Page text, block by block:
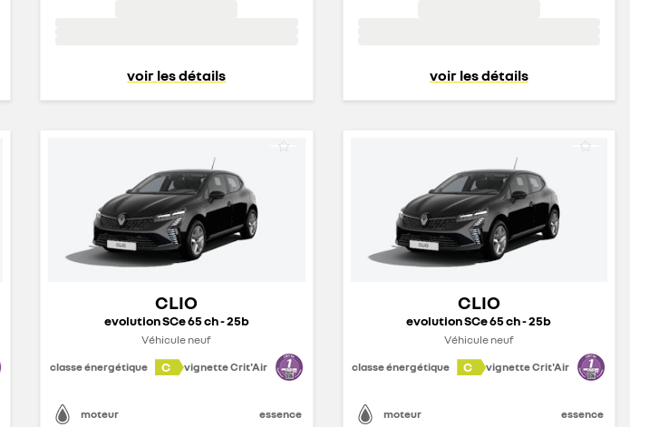
voir les détails voir les détails
CLIO
evolution SCe 65 ch - 25b
Véhicule neuf
classe énergétique
C vignette Crit'Air
moteur essence
CLIO
evolution SCe 65 ch - 25b
Véhicule neuf
classe énergétique
C vignette Crit'Air
moteur essence